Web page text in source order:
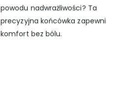
powodu nadwrażliwości? Ta
precyzyjna końcówka zapewni
komfort bez bólu.